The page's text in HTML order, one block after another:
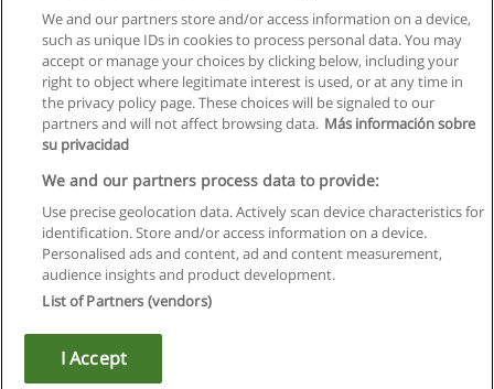
Règles d'utilisation
Confidentialité des données
Copyright © Educaedu Business S.L. - CIF : B-95610580: -
We and our partners store and/or access information on a device,
such as unique IDs in cookies to process personal data. You may
accept or manage your choices by clicking below, including your
right to object where legitimate interest is used, or at any time in
the privacy policy page. These choices will be signaled to our
partners and will not affect browsing data. Más información sobre
su privacidad
We and our partners process data to provide:
Use precise geolocation data. Actively scan device characteristics for
identification. Store and/or access information on a device.
Personalised ads and content, ad and content measurement,
audience insights and product development.
List of Partners (vendors)
I Accept